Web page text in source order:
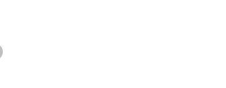
お気に入りに登録する